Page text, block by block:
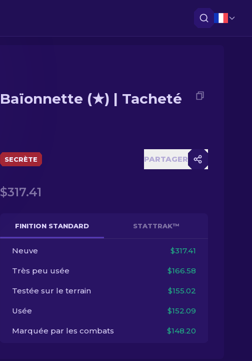
Baïonnette (★) | Tacheté
SECRÈTE PARTAGER
$317.41
FINITION STANDARD STATTRAK™
Neuve $317.41
Très peu usée $166.58
Testée sur le terrain $155.02
Usée $152.09
Marquée par les combats $148.20